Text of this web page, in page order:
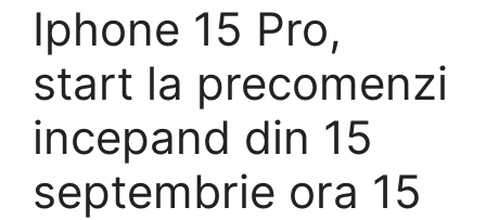
Iphone 15 Pro,
start la precomenzi
incepand din 15
septembrie ora 15